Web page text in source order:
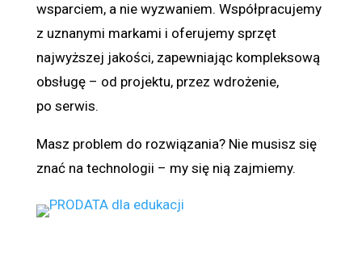
wsparciem, a nie wyzwaniem. Współpracujemy
z uznanymi markami i oferujemy sprzęt
najwyższej jakości, zapewniając kompleksową
obsługę – od projektu, przez wdrożenie,
po serwis.
Masz problem do rozwiązania? Nie musisz się
znać na technologii – my się nią zajmiemy.